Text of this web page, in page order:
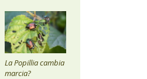
La Popillia cambia
marcia?